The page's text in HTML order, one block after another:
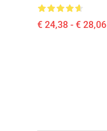
€ 24,38 - € 28,06